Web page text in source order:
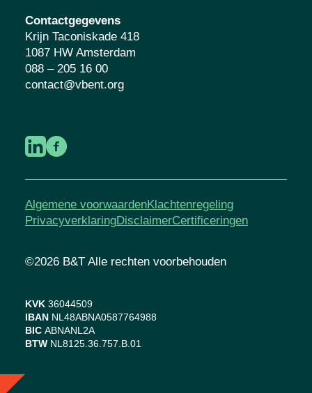
Contactgegevens
Krijn Taconiskade 418
1087 HW Amsterdam
088 – 205 16 00
contact@vbent.org
Algemene voorwaardenKlachtenregeling
PrivacyverklaringDisclaimerCertificeringen
©2026 B&T Alle rechten voorbehouden
KVK 36044509
IBAN NL48ABNA0587764988
BIC ABNANL2A
BTW NL8125.36.757.B.01